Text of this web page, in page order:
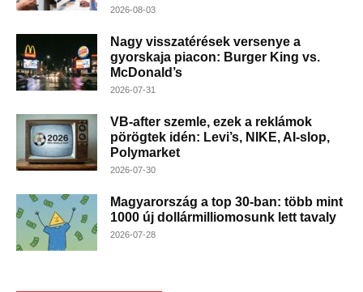
2026-08-03
Nagy visszatérések versenye a
gyorskaja piacon: Burger King vs.
McDonald’s
2026-07-31
VB-after szemle, ezek a reklámok
pörögtek idén: Levi’s, NIKE, AI-slop,
Polymarket
2026-07-30
Magyarország a top 30-ban: több mint
1000 új dollármilliomosunk lett tavaly
2026-07-28